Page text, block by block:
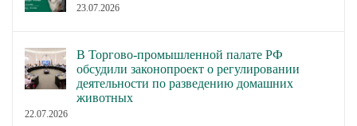
23.07.2026
В Торгово-промышленной палате РФ
обсудили законопроект о регулировании
деятельности по разведению домашних
животных
22.07.2026